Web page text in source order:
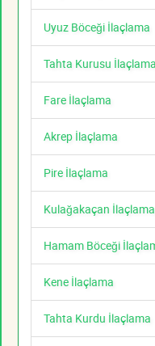
Uyuz Böceği İlaçlama
Tahta Kurusu İlaçlama
Fare İlaçlama
Akrep İlaçlama
Pire İlaçlama
Kulağakaçan İlaçlama
Hamam Böceği
Kene İlaçlama
Tahta Kurdu İlaçlama